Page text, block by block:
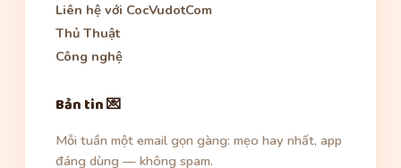
Liên hệ với CocVudotCom
Thủ Thuật
Công nghệ
Bản tin 💌
Mỗi tuần một email gọn gàng: mẹo hay nhất, app
đáng dùng — không spam.